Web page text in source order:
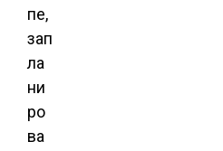
пе,
зап
ла
ни
ро
ва